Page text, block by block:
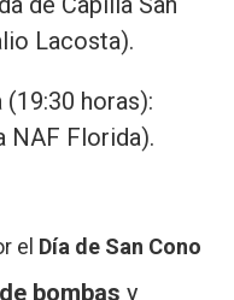
Lacosta).
(19:30 horas):
NAF Florida).
el Día de San Cono
bombas y